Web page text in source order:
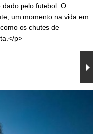
dado pelo futebol. O
um momento na vida em
os chutes de
p>